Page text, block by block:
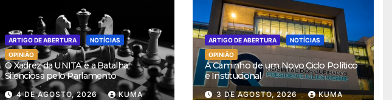
ARTIGO DE ABERTURA
NOTÍCIAS
OPINIÃO
O Xadrez da UNITA e a Batalha
Silenciosa pelo Parlamento
4 DE AGOSTO, 2026 KUMA
ARTIGO DE ABERTURA
NOTÍCIAS
OPINIÃO
A Caminho de um Novo Ciclo Político
e Institucional
3 DE AGOSTO, 2026 KUMA